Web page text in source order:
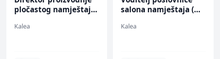
pločastog namještaja
Kalea
salona namještaja (m/
Kalea